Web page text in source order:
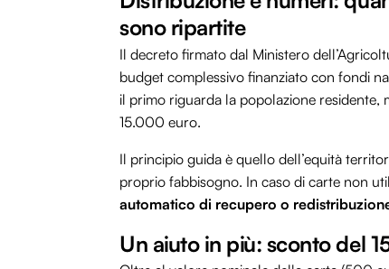
sono ripartite
Il decreto firmato dal Ministero
budget complessivo finanziato con fondi
il primo riguarda la popolazione residente,
15.000 euro.
Il principio guida è quello dell’equità
proprio fabbisogno. In caso di carte non
automatico di recupero o
Un aiuto in più: sconto del